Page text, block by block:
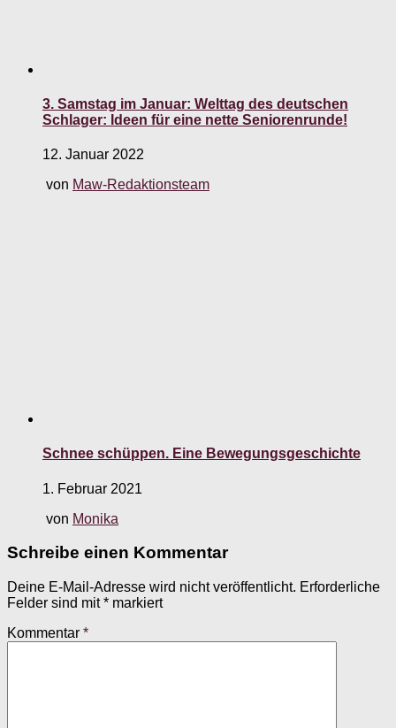
3. Samstag im Januar: Welttag des deutschen
Schlager: Ideen für eine nette Seniorenrunde!
12. Januar 2022
von Maw-Redaktionsteam
Schnee schüppen. Eine Bewegungsgeschichte
1. Februar 2021
von Monika
Schreibe einen Kommentar
Deine E-Mail-Adresse wird nicht veröffentlicht. Erforderliche
Felder sind mit* markiert
Kommentar *